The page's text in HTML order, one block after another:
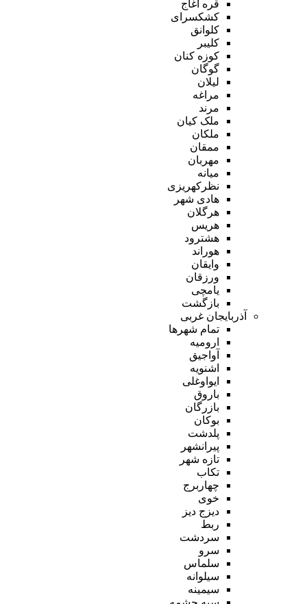
قره آغاج
کشکسرای
کلوانق
کلیبر
کوزه کنان
گوگان
لیلان
مراغه
مرند
ملک کیان
ملکان
ممقان
مهربان
میانه
نظرکهریزی
هادی شهر
هرگلان
هریس
هشترود
هوراند
وایقان
ورزقان
یامچی
بازگشت
آذربایجان غربی
تمام شهر‌ها
ارومیه
آواجیق
اشنویه
ایواوغلی
باروق
بازرگان
بوکان
پلدشت
پیرانشهر
تازه شهر
تکاب
چهاربرج
خوی
دیزج دیز
ربط
سردشت
سرو
سلماس
سیلوانه
سیمینه